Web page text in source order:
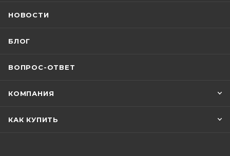
НОВОСТИ
БЛОГ
ВОПРОС-ОТВЕТ
КОМПАНИЯ
КАК КУПИТЬ